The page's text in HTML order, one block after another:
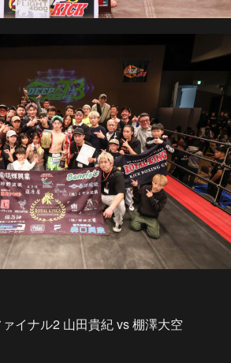
イナル2 山田貴紀 vs 棚澤大空